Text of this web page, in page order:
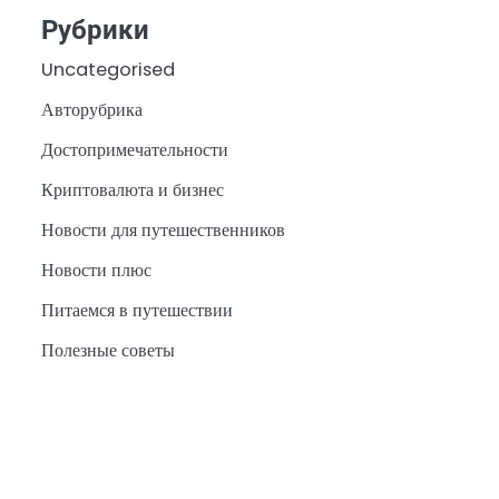
Рубрики
Uncategorised
Авторубрика
Достопримечательности
Криптовалюта и бизнес
Новости для путешественников
Новости плюс
Питаемся в путешествии
Полезные советы